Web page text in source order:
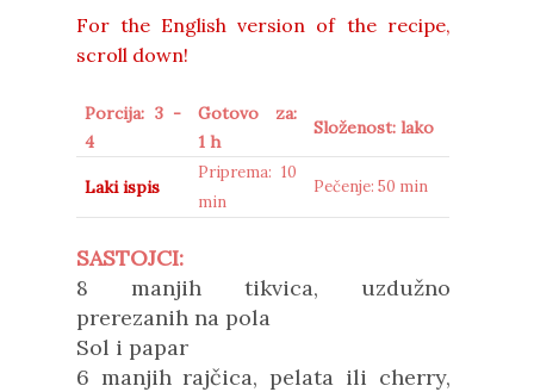
For the English version of the recipe,
scroll down!
Porcija: 3 -
4
Gotovo za:
1 h
Složenost: lako
Laki ispis
Priprema: 10
min
Pečenje: 50 min
SASTOJCI:
8 manjih tikvica, uzdužno
prerezanih na pola
Sol i papar
6 manjih rajčica, pelata ili cherry,